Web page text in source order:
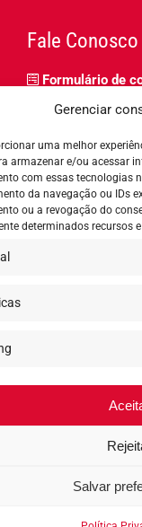
Gerenciar
uma melhor
armazenar e/ou acessar
com essas tecnologias
da navegação ou IDs
ou a revogação do
determinados recursos
Salvar
Fale Conosco
Formulário de
Relatório de
Horário de
Arcólor